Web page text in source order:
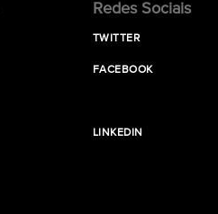
Redes Sociais
TWITTER
FACEBOOK
LINKEDIN